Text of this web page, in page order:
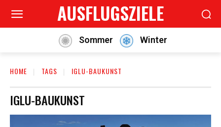
AUSFLUGSZIELE
Sommer Winter
HOME TAGS IGLU-BAUKUNST
IGLU-BAUKUNST